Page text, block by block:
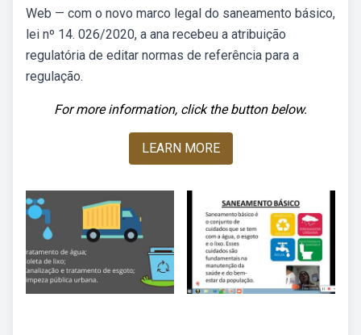
Web — com o novo marco legal do saneamento básico,
lei nº 14. 026/2020, a ana recebeu a atribuição
regulatória de editar normas de referência para a
regulação.
For more information, click the button below.
LEARN MORE